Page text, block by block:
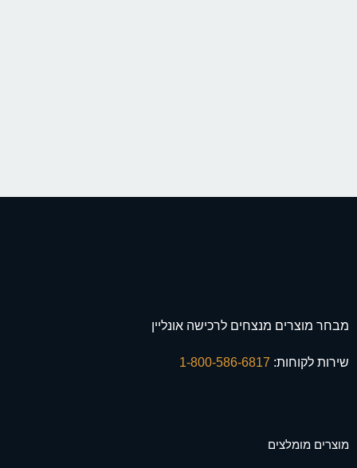
מבחר מוצרים מנצחים לרכישה אונליין
שירות לקוחות:
מוצרים מומלצים